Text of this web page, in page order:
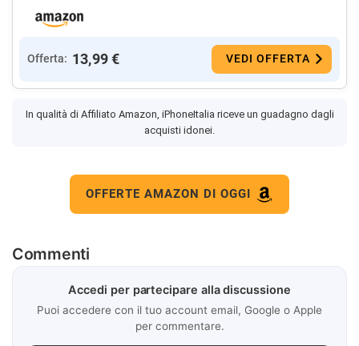
Offerta: 13,99 € VEDI OFFERTA
In qualità di Affiliato Amazon, iPhoneItalia riceve un guadagno dagli
acquisti idonei.
OFFERTE AMAZON DI OGGI
Commenti
Accedi per partecipare alla discussione
Puoi accedere con il tuo account email, Google o Apple
per commentare.